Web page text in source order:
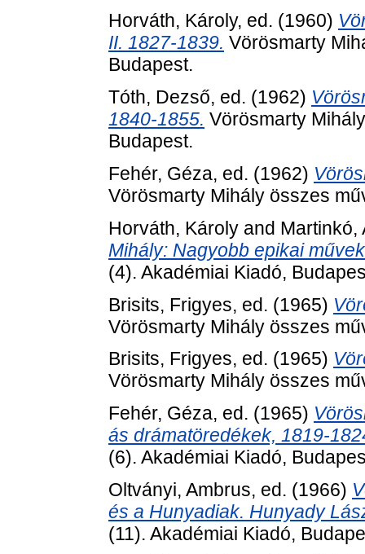
Horváth, Károly, ed. (1960)
II. 1827-1839. Vörösmarty
Budapest.
Tóth, Dezső, ed. (1962)
1840-1855. Vörösmarty
Budapest.
Fehér, Géza, ed. (1962)
Vörösmarty Mihály összes
Horváth, Károly and Martinkó,
Mihály: Nagyobb epikai
(4). Akadémiai Kiadó,
Brisits, Frigyes, ed. (1965)
Vörösmarty Mihály összes
Brisits, Frigyes, ed. (1965)
Vörösmarty Mihály összes
Fehér, Géza, ed. (1965)
ás drámatöredékek, 1819-
(6). Akadémiai Kiadó,
Oltványi, Ambrus, ed. (1966)
és a Hunyadiak. Hunyady
(11). Akadémiai Kiadó,